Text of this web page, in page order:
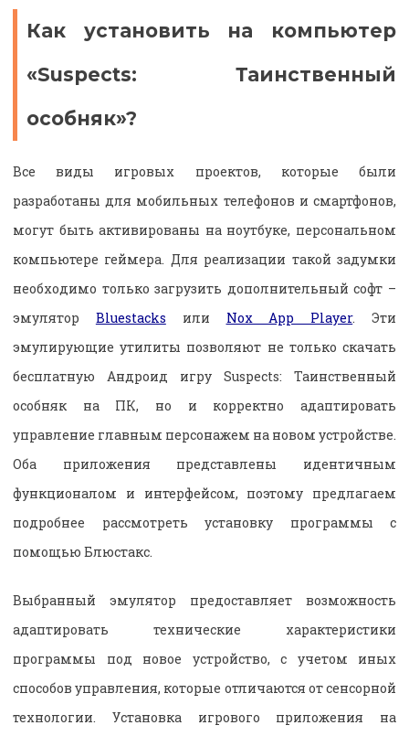
Как установить на компьютер
«Suspects: Таинственный
особняк»?
Все виды игровых проектов, которые были
разработаны для мобильных телефонов и смартфонов,
могут быть активированы на ноутбуке, персональном
компьютере геймера. Для реализации такой задумки
необходимо только загрузить дополнительный софт –
эмулятор Bluestacks или Nox App Player. Эти
эмулирующие утилиты позволяют не только скачать
бесплатную Андроид игру Suspects: Таинственный
особняк на ПК, но и корректно адаптировать
управление главным персонажем на новом устройстве.
Оба приложения представлены идентичным
функционалом и интерфейсом, поэтому предлагаем
подробнее рассмотреть установку программы с
помощью Блюстакс.
Выбранный эмулятор предоставляет возможность
адаптировать технические характеристики
программы под новое устройство, с учетом иных
способов управления, которые отличаются от сенсорной
технологии. Установка игрового приложения на